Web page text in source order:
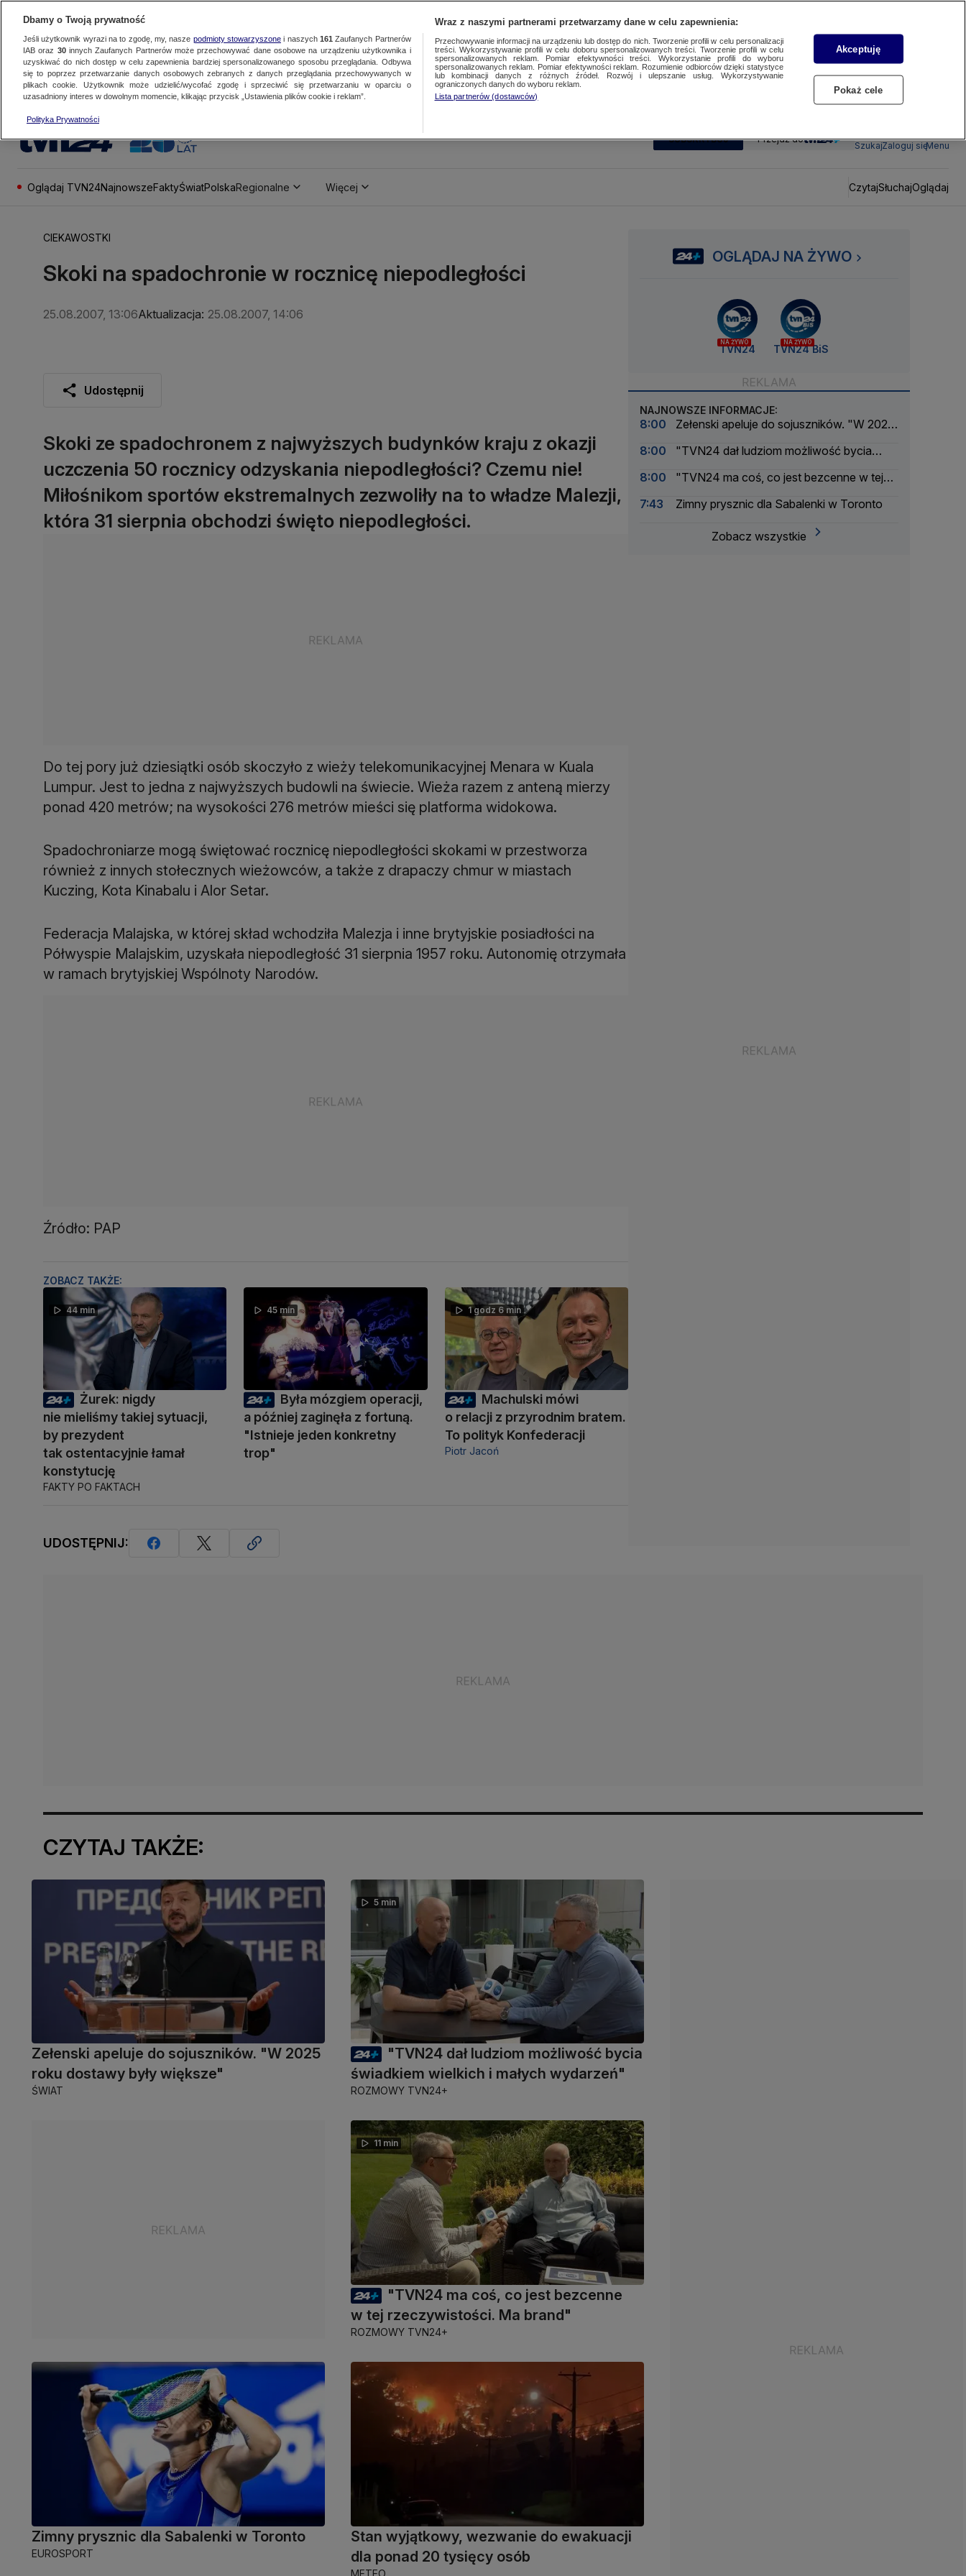
SUBSKRYBUJ Przejdź do
SzukajZaloguj sięMenu
Oglądaj TVN24NajnowszeFaktyŚwiatPolskaRegionalne Więcej CzytajSłuchajOglądaj
CIEKAWOSTKI
Skoki na spadochronie w rocznicę niepodległości
25.08.2007, 13:06Aktualizacja: 25.08.2007, 14:06
Udostępnij
Skoki ze spadochronem z najwyższych budynków kraju z okazji
uczczenia 50 rocznicy odzyskania niepodległości? Czemu nie!
Miłośnikom sportów ekstremalnych zezwoliły na to władze Malezji,
która 31 sierpnia obchodzi święto niepodległości.
Do tej pory już dziesiątki osób skoczyło z wieży telekomunikacyjnej Menara w Kuala
Lumpur. Jest to jedna z najwyższych budowli na świecie. Wieża razem z anteną mierzy
ponad 420 metrów; na wysokości 276 metrów mieści się platforma widokowa.
Spadochroniarze mogą świętować rocznicę niepodległości skokami w przestworza
również z innych stołecznych wieżowców, a także z drapaczy chmur w miastach
Kuczing, Kota Kinabalu i Alor Setar.
Federacja Malajska, w której skład wchodziła Malezja i inne brytyjskie posiadłości na
Półwyspie Malajskim, uzyskała niepodległość 31 sierpnia 1957 roku. Autonomię otrzymała
w ramach brytyjskiej Wspólnoty Narodów.
Źródło: PAP
ZOBACZ TAKŻE:
44 min
Żurek: nigdy
nie mieliśmy takiej sytuacji,
by prezydent
tak ostentacyjnie łamał
konstytucję
FAKTY PO FAKTACH
45 min
Była mózgiem operacji,
a później zaginęła z fortuną.
"Istnieje jeden konkretny
trop"
1 godz 6 min
Machulski mówi
o relacji z przyrodnim bratem.
To polityk Konfederacji
Piotr Jacoń
UDOSTĘPNIJ:
OGLĄDAJ NA ŻYWO
NA ŻYWO
TVN24
NA ŻYWO
TVN24 BiS
NAJNOWSZE INFORMACJE:
8:00
Zełenski apeluje do sojuszników. "W 2025
8:00
"TVN24 dał ludziom możliwość bycia
8:00
"TVN24 ma coś, co jest bezcenne w tej
7:43
Zimny prysznic dla Sabalenki w Toronto
Zobacz wszystkie
CZYTAJ TAKŻE:
Zełenski apeluje do sojuszników. "W 2025
roku dostawy były większe"
ŚWIAT
5 min
"TVN24 dał ludziom możliwość bycia
świadkiem wielkich i małych wydarzeń"
ROZMOWY TVN24+
11 min
"TVN24 ma coś, co jest bezcenne
w tej rzeczywistości. Ma brand"
ROZMOWY TVN24+
Zimny prysznic dla Sabalenki w Toronto
EUROSPORT
Stan wyjątkowy, wezwanie do ewakuacji
dla ponad 20 tysięcy osób
METEO
Dbamy o Twoją prywatność
Jeśli użytkownik wyrazi na to zgodę, my, nasze podmioty stowarzyszonei naszych 161 Zaufanych Partnerów
IAB oraz 30innych Zaufanych Partnerów może przechowywać dane osobowe na urządzeniu użytkownika i
uzyskiwać do nich dostęp w celu zapewnienia bardziej spersonalizowanego sposobu przeglądania. Odbywa
się to poprzez przetwarzanie danych osobowych zebranych z danych przeglądania przechowywanych w
plikach cookie. Użytkownik może udzielić/wycofać zgodę i sprzeciwić się przetwarzaniu w oparciu o
uzasadniony interes w dowolnym momencie, klikając przycisk „Ustawienia plików cookie i reklam”.
Polityka Prywatności
Wraz z naszymi partnerami przetwarzamy dane w celu zapewnienia:
Przechowywanie informacji na urządzeniu lub dostęp do nich. Tworzenie profili w celu personalizacji
treści. Wykorzystywanie profili w celu doboru spersonalizowanych treści. Tworzenie profili w celu
spersonalizowanych reklam. Pomiar efektywności treści. Wykorzystanie profili do wyboru
spersonalizowanych reklam. Pomiar efektywności reklam. Rozumienie odbiorców dzięki statystyce
lub kombinacji danych z różnych źródeł. Rozwój i ulepszanie usług. Wykorzystywanie
ograniczonych danych do wyboru reklam.
Lista partnerów (dostawców)
Akceptuję
Pokaż cele